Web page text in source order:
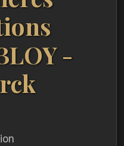
-